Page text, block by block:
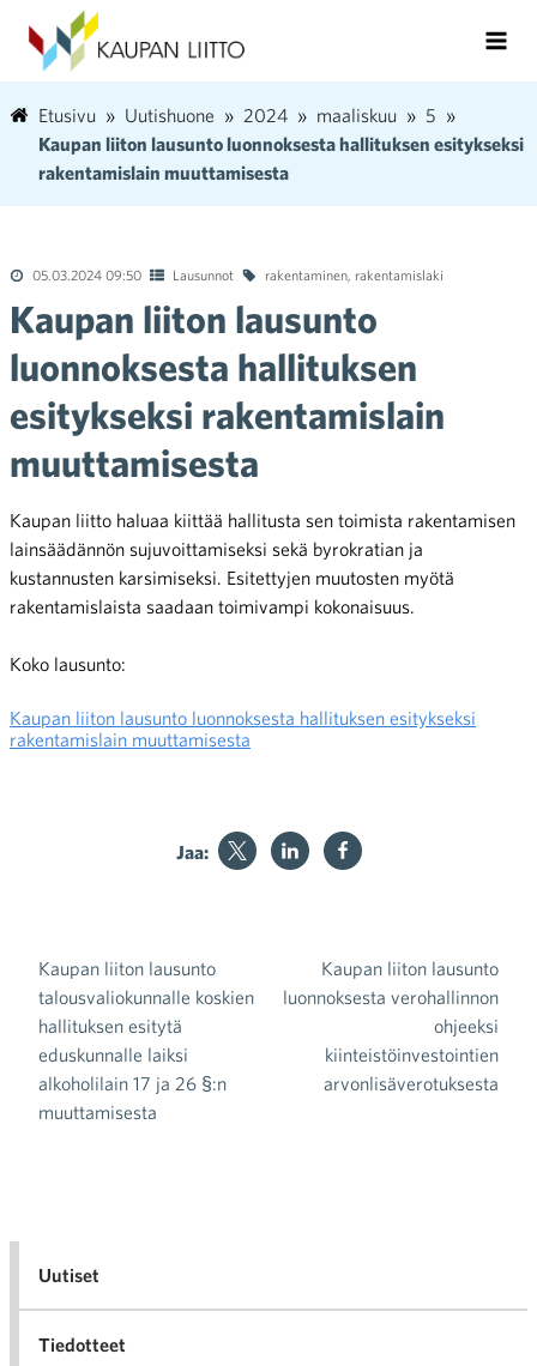
Etusivu Uutishuone 2024 maaliskuu
5
Kaupan liiton lausunto luonnoksesta hallituksen esitykseksi
rakentamislain muuttamisesta
05.03.2024 09:50 Lausunnot rakentaminen, rakentamislaki
Kaupan liiton lausunto
luonnoksesta hallituksen
esitykseksi rakentamislain
muuttamisesta
Kaupan liitto haluaa kiittää hallitusta sen toimista rakentamisen
lainsäädännön sujuvoittamiseksi sekä byrokratian ja
kustannusten karsimiseksi. Esitettyjen muutosten myötä
rakentamislaista saadaan toimivampi kokonaisuus.
Koko lausunto:
Kaupan liiton lausunto luonnoksesta hallituksen esitykseksi
rakentamislain muuttamisesta
Jaa:
Artikkelien selaus
Kaupan liiton lausunto
talousvaliokunnalle koskien
hallituksen esitytä
eduskunnalle laiksi
alkoholilain 17 ja 26 §:n
muuttamisesta
Kaupan liiton lausunto
luonnoksesta verohallinnon
ohjeeksi
kiinteistöinvestointien
arvonlisäverotuksesta
Uutiset
Tiedotteet